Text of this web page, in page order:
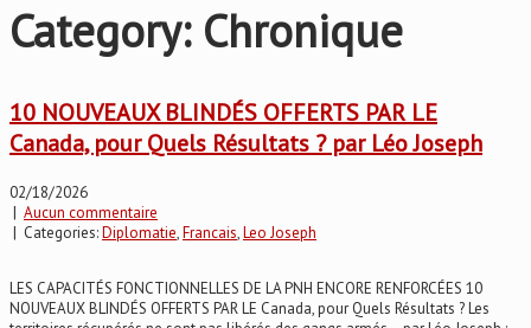
Category: Chronique
10 NOUVEAUX BLINDÉS OFFERTS PAR LE
Canada, pour Quels Résultats ? par Léo Joseph
02/18/2026
| Aucun commentaire
| Categories:Diplomatie,Francais,Leo Joseph
LES CAPACITÉS FONCTIONNELLES DE LA PNH ENCORE RENFORCÉES 10
NOUVEAUX BLINDÉS OFFERTS PAR LE Canada, pour Quels Résultats ? Les